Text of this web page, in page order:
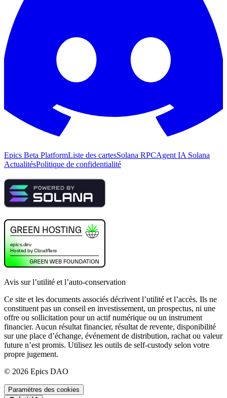
Epics Beta PlatformListe des cartesSolana RPCAgent IA Solana
ActualitésPolitique de confidentialité
Avis sur l’utilité et l’auto-conservation
Ce site et les documents associés décrivent l’utilité et l’accès. Ils ne
constituent pas un conseil en investissement, un prospectus, ni une
offre ou sollicitation pour un actif numérique ou un instrument
financier. Aucun résultat financier, résultat de revente, disponibilité
sur une place d’échange, événement de distribution, rachat ou valeur
future n’est promis. Utilisez les outils de self-custody selon votre
propre jugement.
© 2026 Epics DAO
Paramètres des cookies